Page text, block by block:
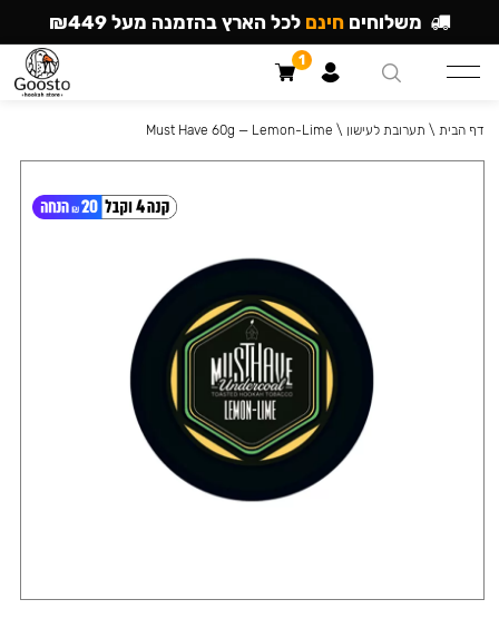
דף הבית \ תערובת לעישון \
Must Have 60g — Lemon-Lime
משלוחים חינם לכל הארץ בהזמנה מעל ₪449
1